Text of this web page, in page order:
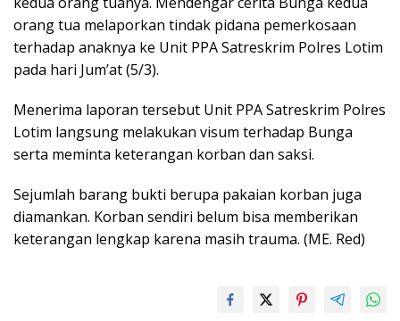
orang tua melaporkan tindak pidana pemerkosaan
terhadap anaknya ke Unit PPA Satreskrim Polres Lotim
pada hari Jum’at (5/3).
Menerima laporan tersebut Unit PPA Satreskrim Polres
Lotim langsung melakukan visum terhadap Bunga
serta meminta keterangan korban dan saksi.
Sejumlah barang bukti berupa pakaian korban juga
diamankan. Korban sendiri belum bisa memberikan
keterangan lengkap karena masih trauma. (ME. Red)